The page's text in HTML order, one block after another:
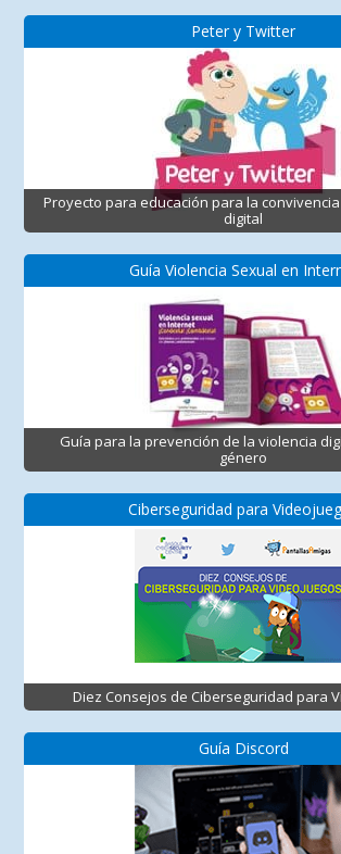
Peter y Twitter
Proyecto para educación para la
digital
Guía Violencia Sexual en
Guía para la prevención de la violencia
género
Ciberseguridad para
Diez Consejos de Ciberseguridad para
Guía Discord